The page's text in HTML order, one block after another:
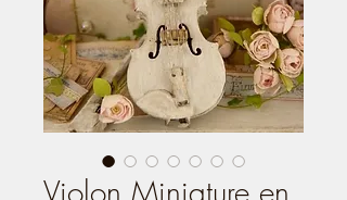
Violon Miniature en